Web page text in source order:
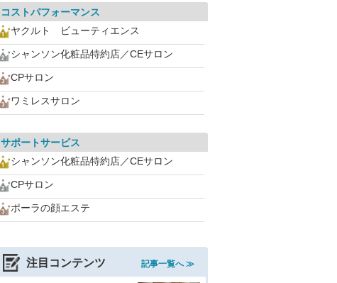
コストパフォーマンス
ヤクルト ビューティエンス
シャンソン化粧品特約店／CEサロン
CPサロン
ワミレスサロン
サポートサービス
シャンソン化粧品特約店／CEサロン
CPサロン
ポーラの顔エステ
注目コンテンツ 記事一覧へ ≫